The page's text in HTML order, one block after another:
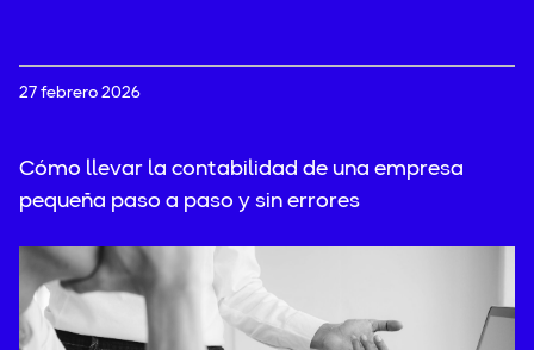
27 febrero 2026
Cómo llevar la contabilidad de una empresa
pequeña paso a paso y sin errores